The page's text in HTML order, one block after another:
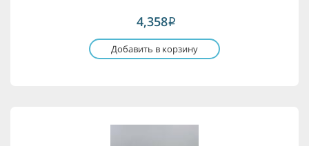
4,358i
Добавить в корзину